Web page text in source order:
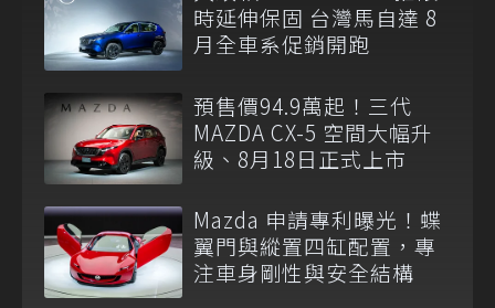
時延伸保固 台灣馬自達 8
月全車系促銷開跑
預售價94.9萬起！三代
MAZDA CX-5 空間大幅升
級、8月18日正式上市
Mazda 申請專利曝光！蝶
翼門與縱置四缸配置，專
注車身剛性與安全結構